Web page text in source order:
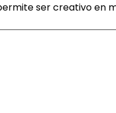
ser creativo en